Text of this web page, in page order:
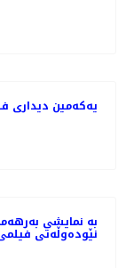
یەکەمین دیداری
بە نمایشی
نێودەوڵەتی